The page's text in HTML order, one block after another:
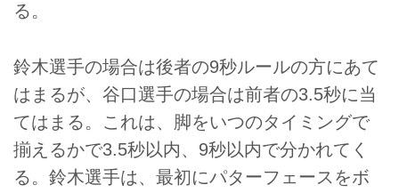
る。
鈴木選手の場合は後者の9秒ルールの方にあて
はまるが、谷口選手の場合は前者の3.5秒に当
てはまる。これは、脚をいつのタイミングで
揃えるかで3.5秒以内、9秒以内で分かれてく
る。鈴木選手は、最初にパターフェースをボ